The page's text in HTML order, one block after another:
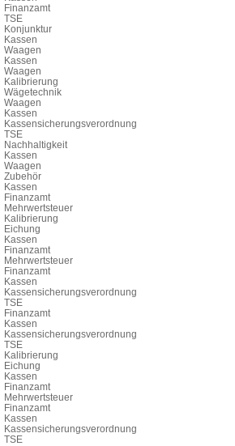
Finanzamt
TSE
Konjunktur
Kassen
Waagen
Kassen
Waagen
Kalibrierung
Wägetechnik
Waagen
Kassen
Kassensicherungsverordnung
TSE
Nachhaltigkeit
Kassen
Waagen
Zubehör
Kassen
Finanzamt
Mehrwertsteuer
Kalibrierung
Eichung
Kassen
Finanzamt
Mehrwertsteuer
Finanzamt
Kassen
Kassensicherungsverordnung
TSE
Finanzamt
Kassen
Kassensicherungsverordnung
TSE
Kalibrierung
Eichung
Kassen
Finanzamt
Mehrwertsteuer
Finanzamt
Kassen
Kassensicherungsverordnung
TSE